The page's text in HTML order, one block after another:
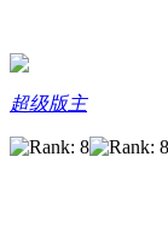
超级版主